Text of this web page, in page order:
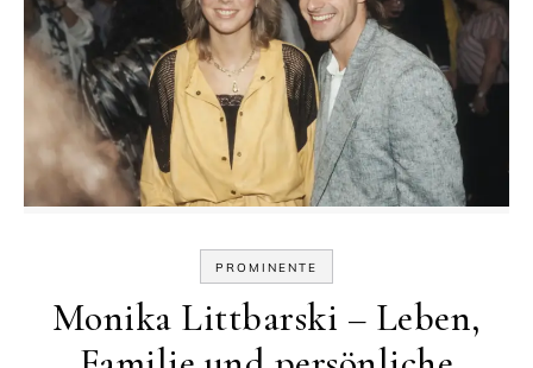
PROMINENTE
Monika Littbarski – Leben,